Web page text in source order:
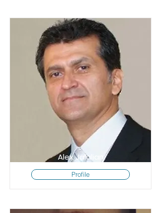
Alex Jalalian
Profile